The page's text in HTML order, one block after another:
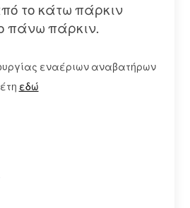
το κάτω πάρκιν
πάνω πάρκιν.
εναέριων αναβατήρων
εδώ